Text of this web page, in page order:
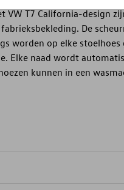
VW T7 California-design
De
worden op elke stoelhoes
Elke naad wordt
kunnen in een